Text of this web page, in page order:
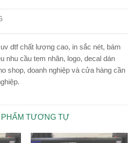
dtf chất lượng cao, in sắc nét, bám
nhu cầu tem nhãn, logo, decal dán
shop, doanh nghiệp và cửa hàng cần
PHẨM TƯƠNG TỰ